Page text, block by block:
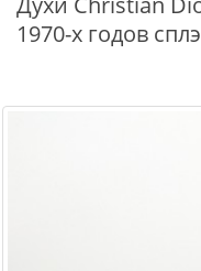
1970-х годов